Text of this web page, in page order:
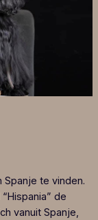
te vinden.
de
vanuit Spanje,